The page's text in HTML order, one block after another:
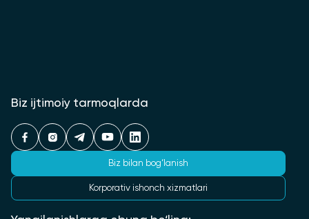
Biz ijtimoiy tarmoqlarda
Biz bilan bog‘lanish
Korporativ ishonch xizmatlari